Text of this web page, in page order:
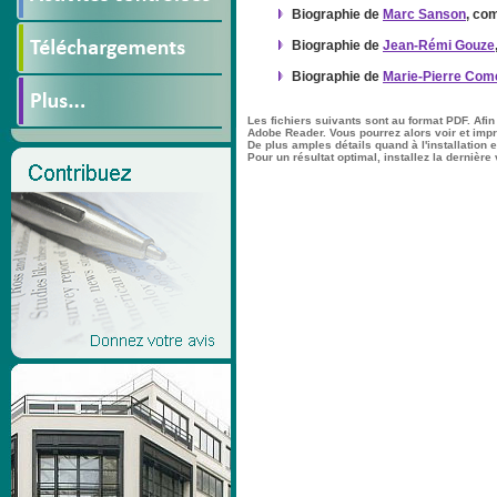
Biographie de Marc Sanson,
Biographie de Jean-Rémi Gouze
Biographie de Marie-Pierre
Les fichiers suivants sont au format PDF.
Adobe Reader. Vous pourrez alors voir et
De plus amples détails quand à
Pour un résultat optimal, installez la dernière